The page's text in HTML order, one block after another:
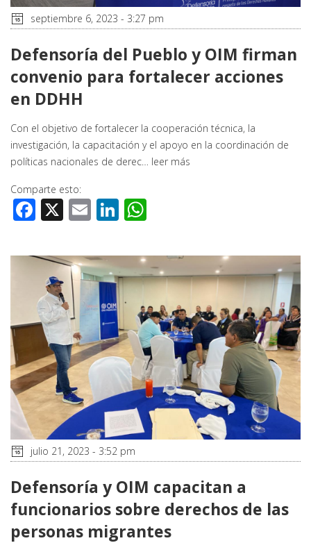
septiembre 6, 2023 - 3:27 pm
Defensoría del Pueblo y OIM firman
convenio para fortalecer acciones
en DDHH
Con el objetivo de fortalecer la cooperación técnica, la
investigación, la capacitación y el apoyo en la coordinación de
políticas nacionales de derec… leer más
Comparte esto:
Facebook
X EmailLinkedIn
julio 21, 2023 - 3:52 pm
Defensoría y OIM capacitan a
funcionarios sobre derechos de las
personas migrantes